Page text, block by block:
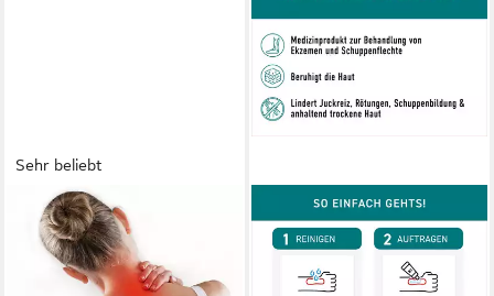
Sehr beliebt
NATURA BALANCE
Körpercreme 3 Dosen a
125ml Cannabis Körper
Creme Alpenkräuter Salbe
N1 HEALTHCARE
Körpercreme N1 Psoriasis
Intensivcreme, 50 ml,
Medizinprodukt, patentierte